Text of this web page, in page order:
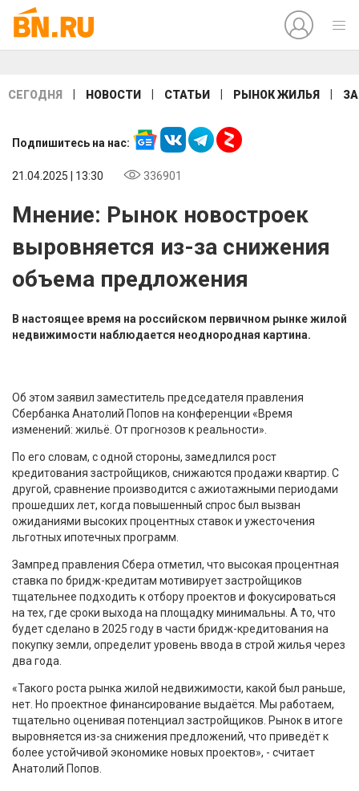
СЕГОДНЯ НОВОСТИ СТАТЬИ РЫНОК ЖИЛЬЯ
Подпишитесь на нас:
21.04.2025 | 13:30 336901
Мнение: Рынок новостроек
выровняется из-за снижения
объема предложения
В настоящее время на российском первичном рынке жилой
недвижимости наблюдается неоднородная картина.
Об этом заявил заместитель председателя правления
Сбербанка Анатолий Попов на конференции «Время
изменений: жильё. От прогнозов к реальности».
По его словам, с одной стороны, замедлился рост
кредитования застройщиков, снижаются продажи квартир. С
другой, сравнение производится с ажиотажными периодами
прошедших лет, когда повышенный спрос был вызван
ожиданиями высоких процентных ставок и ужесточения
льготных ипотечных программ.
Зампред правления Сбера отметил, что высокая процентная
ставка по бридж-кредитам мотивирует застройщиков
тщательнее подходить к отбору проектов и фокусироваться
на тех, где сроки выхода на площадку минимальны. А то, что
будет сделано в 2025 году в части бридж-кредитования на
покупку земли, определит уровень ввода в строй жилья через
два года.
«Такого роста рынка жилой недвижимости, какой был раньше,
нет. Но проектное финансирование выдаётся. Мы работаем,
тщательно оценивая потенциал застройщиков. Рынок в итоге
выровняется из-за снижения предложений, что приведёт к
более устойчивой экономике новых проектов», - считает
Анатолий Попов.